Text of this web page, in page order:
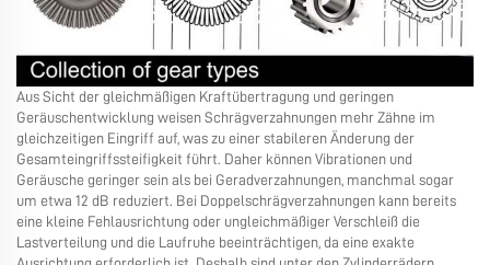
Aus Sicht der gleichmäßigen Kraftübertragung und geringen
Geräuschentwicklung weisen Schrägverzahnungen mehr Zähne im
gleichzeitigen Eingriff auf, was zu einer stabileren Änderung der
Gesamteingriffssteifigkeit führt. Daher können Vibrationen und
Geräusche geringer sein als bei Geradverzahnungen, manchmal sogar
um etwa 12 dB reduziert. Bei Doppelschrägverzahnungen kann bereits
eine kleine Fehlausrichtung oder ungleichmäßiger Verschleiß die
Lastverteilung und die Laufruhe beeinträchtigen, da eine exakte